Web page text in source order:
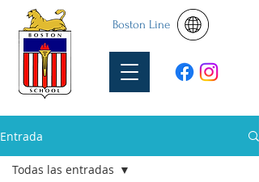
Boston Line
Entrada
Todas las entradas